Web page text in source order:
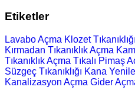
Etiketler
Lavabo Açma Klozet Tıkanıklığı
Kırmadan Tıkanıklık Açma
Tıkanıklık Açma Tıkalı Pimaş
Süzgeç Tıkanıklığı Kana
Kanalizasyon Açma Gider